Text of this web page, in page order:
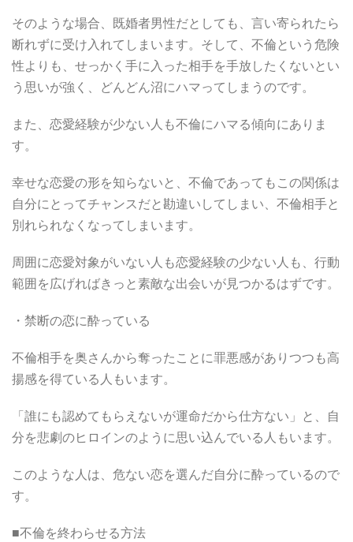
そのような場合、既婚者男性だとしても、言い寄られたら
断れずに受け入れてしまいます。そして、不倫という危険
性よりも、せっかく手に入った相手を手放したくないとい
う思いが強く、どんどん沼にハマってしまうのです。
また、恋愛経験が少ない人も不倫にハマる傾向にありま
す。
幸せな恋愛の形を知らないと、不倫であってもこの関係は
自分にとってチャンスだと勘違いしてしまい、不倫相手と
別れられなくなってしまいます。
周囲に恋愛対象がいない人も恋愛経験の少ない人も、行動
範囲を広げればきっと素敵な出会いが見つかるはずです。
・禁断の恋に酔っている
不倫相手を奥さんから奪ったことに罪悪感がありつつも高
揚感を得ている人もいます。
「誰にも認めてもらえないが運命だから仕方ない」と、自
分を悲劇のヒロインのように思い込んでいる人もいます。
このような人は、危ない恋を選んだ自分に酔っているので
す。
■不倫を終わらせる方法